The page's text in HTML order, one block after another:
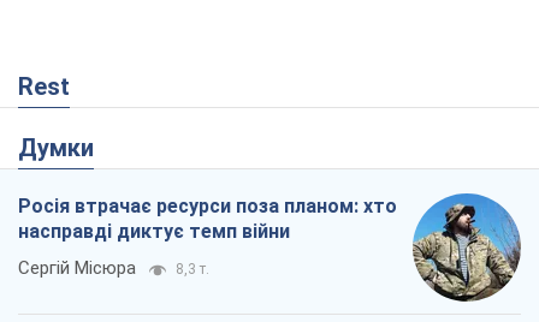
Rest
Думки
Росія втрачає ресурси поза планом: хто
насправді диктує темп війни
Сергій Місюра 8,3 т.